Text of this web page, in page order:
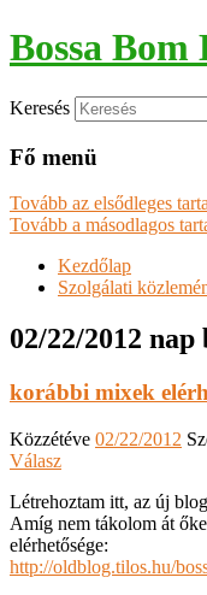
Bossa Bom
Keresés
Fő menü
Tovább az elsődleges
Tovább a másodlagos
Kezdőlap
Szolgálati
02/22/2012 nap
korábbi mixek
Közzétéve 02/22/2012
Válasz
Létrehoztam itt, az új
Amíg nem tákolom át
elérhetősége:
http://oldblog.tilos.hu/